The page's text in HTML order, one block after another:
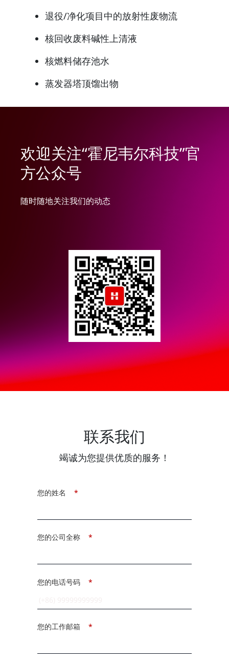
退役/净化项目中的放射性废物流
核回收废料碱性上清液
核燃料储存池水
蒸发器塔顶馏出物
欢迎关注“霍尼韦尔科技”官
方公众号
随时随地关注我们的动态
联系我们
竭诚为您提供优质的服务！
*
您的姓名
*
您的公司全称
*
您的电话号码
*
您的工作邮箱